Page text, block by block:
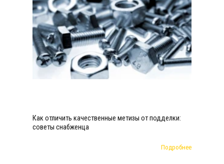
Как отличить качественные метизы от подделки:
советы снабженца
Подробнее